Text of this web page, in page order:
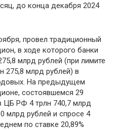
до конца декабря 2024
провел традиционный
в ходе которого банки
млрд рублей (при лимите
275,8 млрд рублей) в
На предыдущем
состоявшемся 29
ЦБ РФ 4 трлн 740,7 млрд
млрд рублей и спросе 4
по ставке 20,89%